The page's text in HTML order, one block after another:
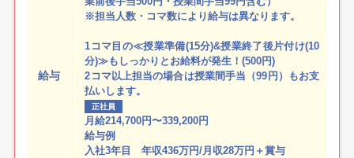
給与
※担当人数・コマ数により給与は異なります。
1コマ目の≪授業準備(15分)&授業終了後片付け(10
分)≫もしっかりとお給料が発生！(500円)
2コマ以上担当の場合は授業間手当（99円）もお支
払いします。
正社員
月給214,700円〜339,200円
給与例
入社3年目 年収436万円/月収28万円＋賞与